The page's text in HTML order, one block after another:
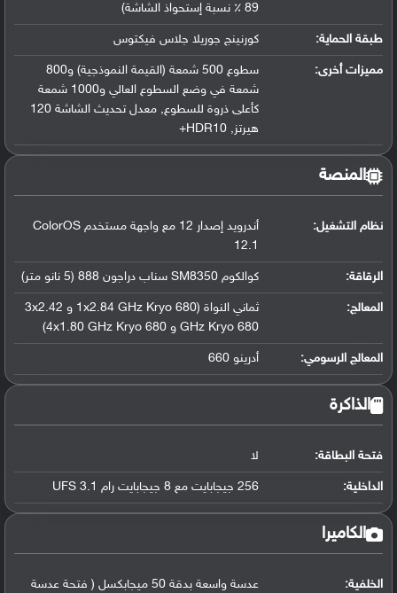
89 ٪ نسبة إستحواذ الشاشة)
طبقة الحماية: كورنينج جوريلا جلاس فيكتوس
مميزات أخرى:
سطوع 500 شمعة (القيمة النموذجية) و800
شمعة في وضع السطوع العالي و1000 شمعة
كأعلى ذروة للسطوع, معدل تحديث الشاشة 120
هيرتز, HDR10+
المنصة
نظام التشغيل:
أندرويد إصدار 12 مع واجهة مستخدم ColorOS
12.1
الرقاقة: كوالكوم SM8350 سناب دراجون 888 (5 نانو متر)
المعالج:
ثماني النواة (1x2.84 GHz Kryo 680 و 3x2.42
GHz Kryo 680 و 4x1.80 GHz Kryo 680)
المعالج الرسومي: أدرينو 660
الذاكرة
فتحة البطاقة: لا
الداخلية: 256 جيجابايت مع 8 جيجابايت رام UFS 3.1
الكاميرا
الخلفية:
عدسة واسعة بدقة 50 ميجابكسل ( فتحة عدسة